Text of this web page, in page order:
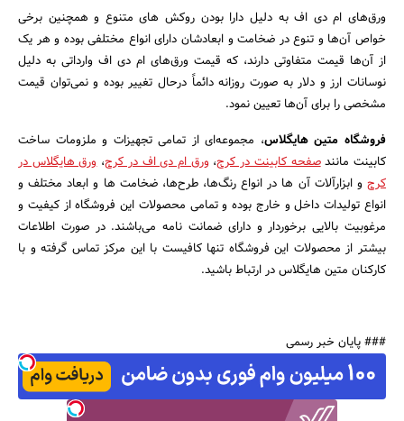
ورق‌های ام دی اف به دلیل دارا بودن روکش‌ های متنوع و همچنین برخی
خواص آن‌ها و تنوع در ضخامت و ابعادشان دارای انواع مختلفی بوده و هر یک
از آن‌ها قیمت متفاوتی دارند، که قیمت ورق‌های ام دی اف وارداتی به دلیل
نوسانات ارز و دلار به‌ صورت روزانه دائماً درحال تغییر بوده و نمی‌توان قیمت
مشخصی را برای آن‌ها تعیین نمود.
فروشگاه متین هایگلاس، مجموعه‌ای از تمامی تجهیزات و ملزومات ساخت
کابینت مانندصفحه کابینت در کرج، ورق ام دی اف در کرج،ورق هایگلاس در
کرج و ابزارآلات آن ‌ها در انواع رنگ‌ها، طرح‌ها، ضخامت ها و ابعاد مختلف و
انواع تولیدات داخل و خارج بوده و تمامی محصولات این فروشگاه از کیفیت و
مرغوبیت بالایی برخوردار و دارای ضمانت‌ نامه می‌باشند. در صورت اطلاعات
بیشتر از محصولات این فروشگاه تنها کافیست با این مرکز تماس گرفته و با
کارکنان متین هایگلاس در ارتباط باشید.
### پایان خبر رسمی